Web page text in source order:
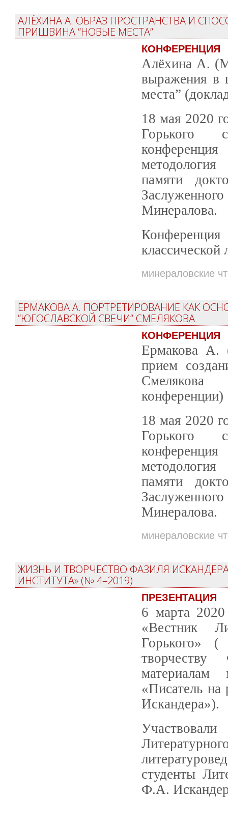
АЛЁХИНА А. ОБРАЗ ПРОСТРАНСТВА И
ПРИШВИНА “НОВЫЕ МЕСТА”
КОНФЕРЕНЦИЯ
Алёхина А.
выражения в
места”
18 мая 2020
Горького
конференция
памяти
Минералова.
классической
минераловские
ЕРМАКОВА А. ПОРТРЕТИРОВАНИЕ КАК
“ЮГОСЛАВСКОЙ СВЕЧИ” СМЕЛЯКОВА
КОНФЕРЕНЦИЯ
Ермакова А.
прием
Смелякова
конференции)
18 мая 2020
Горького
конференция
памяти
Минералова.
минераловские
ЖИЗНЬ И ТВОРЧЕСТВО ФАЗИЛЯ
ИНСТИТУТА» (№ 4–2019)
ПРЕЗЕНТАЦИЯ
6 марта 2020
«Вестник
Горького»
материалам
«Писатель на
Искандера»).
студенты
Ф.А.